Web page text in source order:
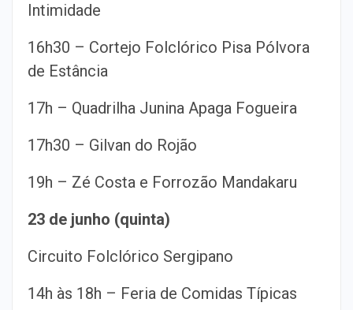
Intimidade
16h30 – Cortejo Folclórico Pisa Pólvora
de Estância
17h – Quadrilha Junina Apaga Fogueira
17h30 – Gilvan do Rojão
19h – Zé Costa e Forrozão Mandakaru
23 de junho (quinta)
Circuito Folclórico Sergipano
14h às 18h – Feria de Comidas Típicas